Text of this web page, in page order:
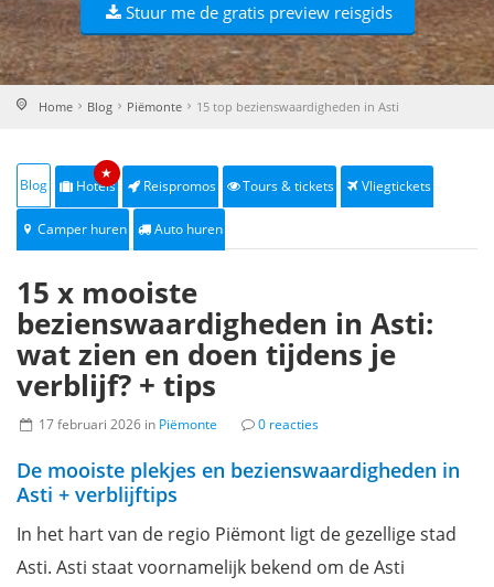
Stuur me de gratis preview reisgids
Home Blog Piëmonte 15 top bezienswaardigheden in Asti
Blog Hotels
★
Reispromos Tours & tickets Vliegtickets
Camper huren Auto huren
15 x mooiste
bezienswaardigheden in Asti:
wat zien en doen tijdens je
verblijf? + tips
17 februari 2026 in Piëmonte 0 reacties
De mooiste plekjes en bezienswaardigheden in
Asti + verblijftips
In het hart van de regio Piëmont ligt de gezellige stad
Asti. Asti staat voornamelijk bekend om de Asti